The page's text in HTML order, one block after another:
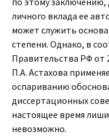
личного вклада ее
может служить
степени. Однако, в
Правительства РФ от
П.А. Астахова
оспариванию
диссертационных
настоящее время
невозможно.